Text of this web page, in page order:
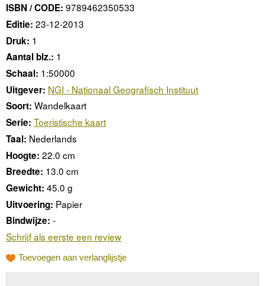
ISBN / CODE: 9789462350533
Editie: 23-12-2013
Druk: 1
Aantal blz.: 1
Schaal: 1:50000
Uitgever: NGI - Nationaal Geografisch Instituut
Soort: Wandelkaart
Serie: Toeristische kaart
Taal: Nederlands
Hoogte: 22.0 cm
Breedte: 13.0 cm
Gewicht: 45.0 g
Uitvoering: Papier
Bindwijze: -
Schrijf als eerste een review
Toevoegen aan verlanglijstje